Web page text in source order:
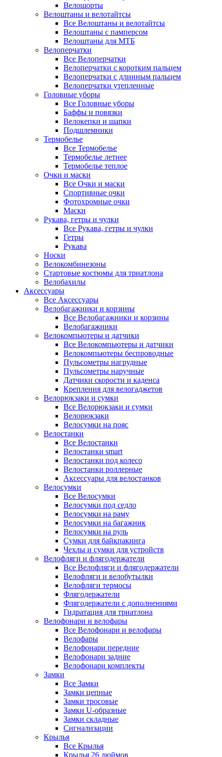
Велошорты
Велоштаны и велотайтсы
Все Велоштаны и велотайтсы
Велоштаны с памперсом
Велоштаны для МТБ
Велоперчатки
Все Велоперчатки
Велоперчатки с коротким пальцем
Велоперчатки с длинным пальцем
Велоперчатки утепленные
Головные уборы
Все Головные уборы
Баффы и повязки
Велокепки и шапки
Подшлемники
Термобелье
Все Термобелье
Термобелье летнее
Термобелье теплое
Очки и маски
Все Очки и маски
Спортивные очки
Фотохромные очки
Маски
Рукава, гетры и чулки
Все Рукава, гетры и чулки
Гетры
Рукава
Носки
Велокомбинезоны
Стартовые костюмы для триатлона
Велобахилы
Аксессуары
Все Аксессуары
Велобагажники и корзины
Все Велобагажники и корзины
Велобагажники
Велокомпьютеры и датчики
Все Велокомпьютеры и датчики
Велокомпьютеры беспроводные
Пульсометры нагрудные
Пульсометры наручные
Датчики скорости и каденса
Крепления для велогаджетов
Велорюкзаки и сумки
Все Велорюкзаки и сумки
Велорюкзаки
Велосумки на пояс
Велостанки
Все Велостанки
Велостанки smart
Велостанки под колесо
Велостанки роллерные
Аксессуары для велостанков
Велосумки
Все Велосумки
Велосумки под седло
Велосумки на раму
Велосумки на багажник
Велосумки на руль
Сумки для байкпакинга
Чехлы и сумки для устройств
Велофляги и флягодержатели
Все Велофляги и флягодержатели
Велофляги и велобутылки
Велофляги термосы
Флягодержатели
Флягодержатели с дополнениями
Гидратация для триатлона
Велофонари и велофары
Все Велофонари и велофары
Велофары
Велофонари передние
Велофонари задние
Велофонари комплекты
Замки
Все Замки
Замки цепные
Замки тросовые
Замки U-образные
Замки складные
Сигнализации
Крылья
Все Крылья
Крылья 26 дюймов